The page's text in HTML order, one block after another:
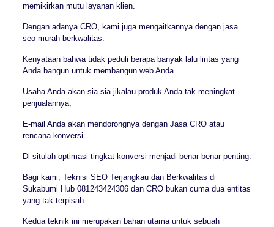
memikirkan mutu layanan klien.
Dengan adanya CRO, kami juga mengaitkannya dengan jasa
seo murah berkwalitas.
Kenyataan bahwa tidak peduli berapa banyak lalu lintas yang
Anda bangun untuk membangun web Anda.
Usaha Anda akan sia-sia jikalau produk Anda tak meningkat
penjualannya,
E-mail Anda akan mendorongnya dengan Jasa CRO atau
rencana konversi.
Di situlah optimasi tingkat konversi menjadi benar-benar penting.
Bagi kami, Teknisi SEO Terjangkau dan Berkwalitas di
Sukabumi Hub 081243424306 dan CRO bukan cuma dua entitas
yang tak terpisah.
Kedua teknik ini merupakan bahan utama untuk sebuah